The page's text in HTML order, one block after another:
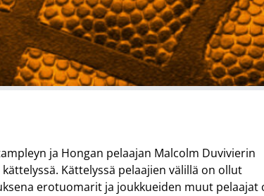
ja Hongan pelaajan Malcolm Duvivierin
Kättelyssä pelaajien välillä on ollut
erotuomarit ja joukkueiden muut pelaajat